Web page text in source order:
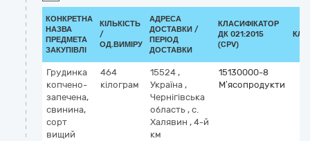
КОНКРЕТНА
НАЗВА
ПРЕДМЕТА
ЗАКУПІВЛІ
КІЛЬКІСТЬ
/
ОД.ВИМІРУ
АДРЕСА
ДОСТАВКИ /
ПЕРІОД
ДОСТАВКИ
КЛАСИФІКАТОР
ДК 021:2015
(CPV)
Грудинка
копчено-
запечена,
свинина,
сорт
вищий
464
кілограм
15524 ,
Україна ,
Чернігівська
область , с.
Халявин , 4-й
км
15130000-8
М’ясопродукти